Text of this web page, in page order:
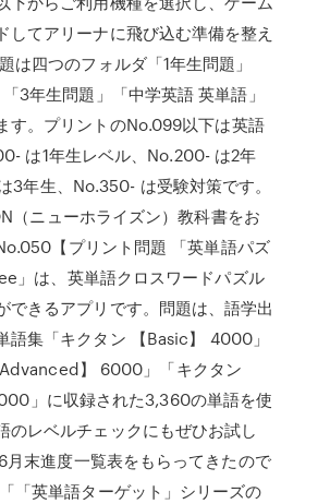
してアリーナに飛び込む準備を整え
は四つのフォルダ「1年生問題」
「3年生問題」「中学英語 英単語」
す。プリントのNo.099以下は英語
は1年生レベル、No.200- は2年
3年生、No.350- は受験対策です。
（ニューホライズン）教科書をお
【プリント問題 ‎「英単語パズ
」は、英単語クロスワードパズル
できるアプリです。問題は、語学出
語集「キクタン 【Basic】 4000」
Advanced】 6000」「キクタン
」に収録された3,360の単語を使
のレベルチェックにもぜひお試し
月末進度一覧表をもらってきたので
「英単語ターゲット」シリーズの